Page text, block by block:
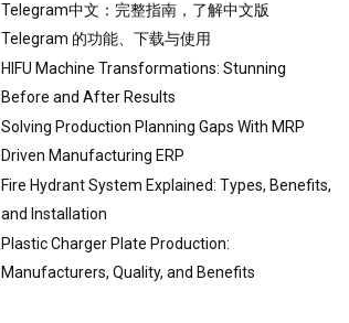
Telegram中文：完整指南，了解中文版
Telegram 的功能、下载与使用
HIFU Machine Transformations: Stunning
Before and After Results
Solving Production Planning Gaps With MRP
Driven Manufacturing ERP
Fire Hydrant System Explained: Types, Benefits,
and Installation
Plastic Charger Plate Production:
Manufacturers, Quality, and Benefits